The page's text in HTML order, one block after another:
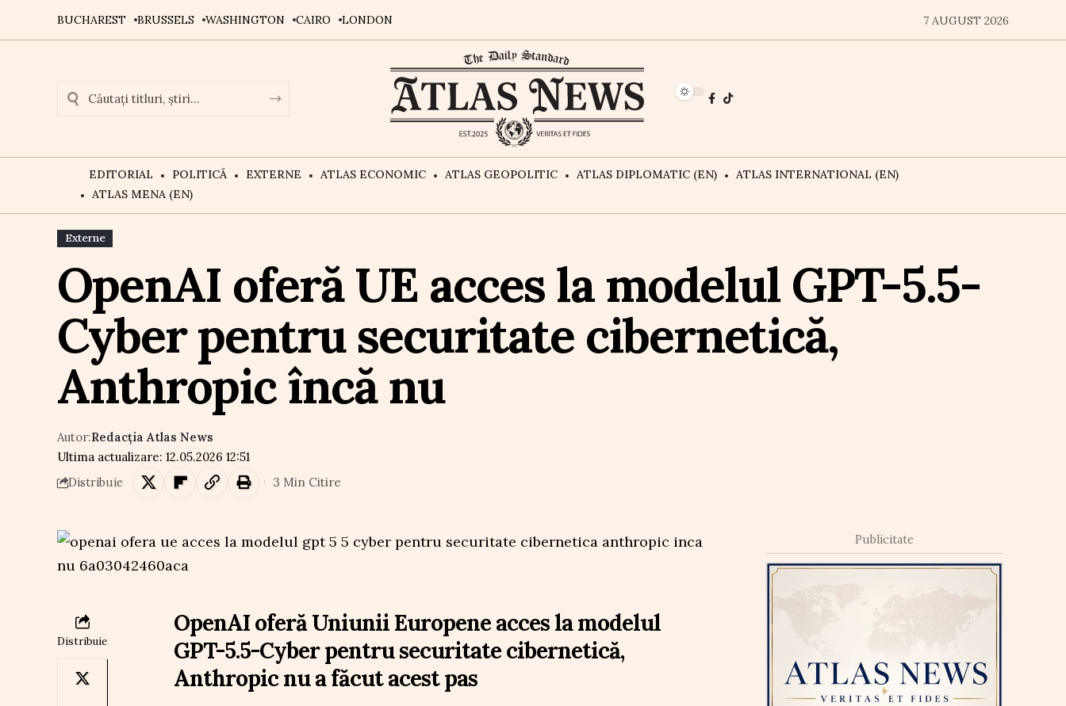
BUCHAREST BRUSSELS WASHINGTON CAIRO LONDON 7 AUGUST 2026
EDITORIAL POLITICĂ EXTERNE ATLAS ECONOMIC ATLAS GEOPOLITIC ATLAS DIPLOMATIC (EN)
ATLAS INTERNATIONAL (EN)
ATLAS MENA (EN)
Externe
OpenAI oferă UE acces la modelul GPT-5.5-
Cyber pentru securitate cibernetică,
Anthropic încă nu
Ultima actualizare: 12.05.2026 12:51
Autor:Redacția Atlas News
Distribuie 3 Min Citire
Distribuie
OpenAI oferă Uniunii Europene acces la modelul
GPT-5.5-Cyber pentru securitate cibernetică,
Anthropic nu a făcut acest pas
Publicitate